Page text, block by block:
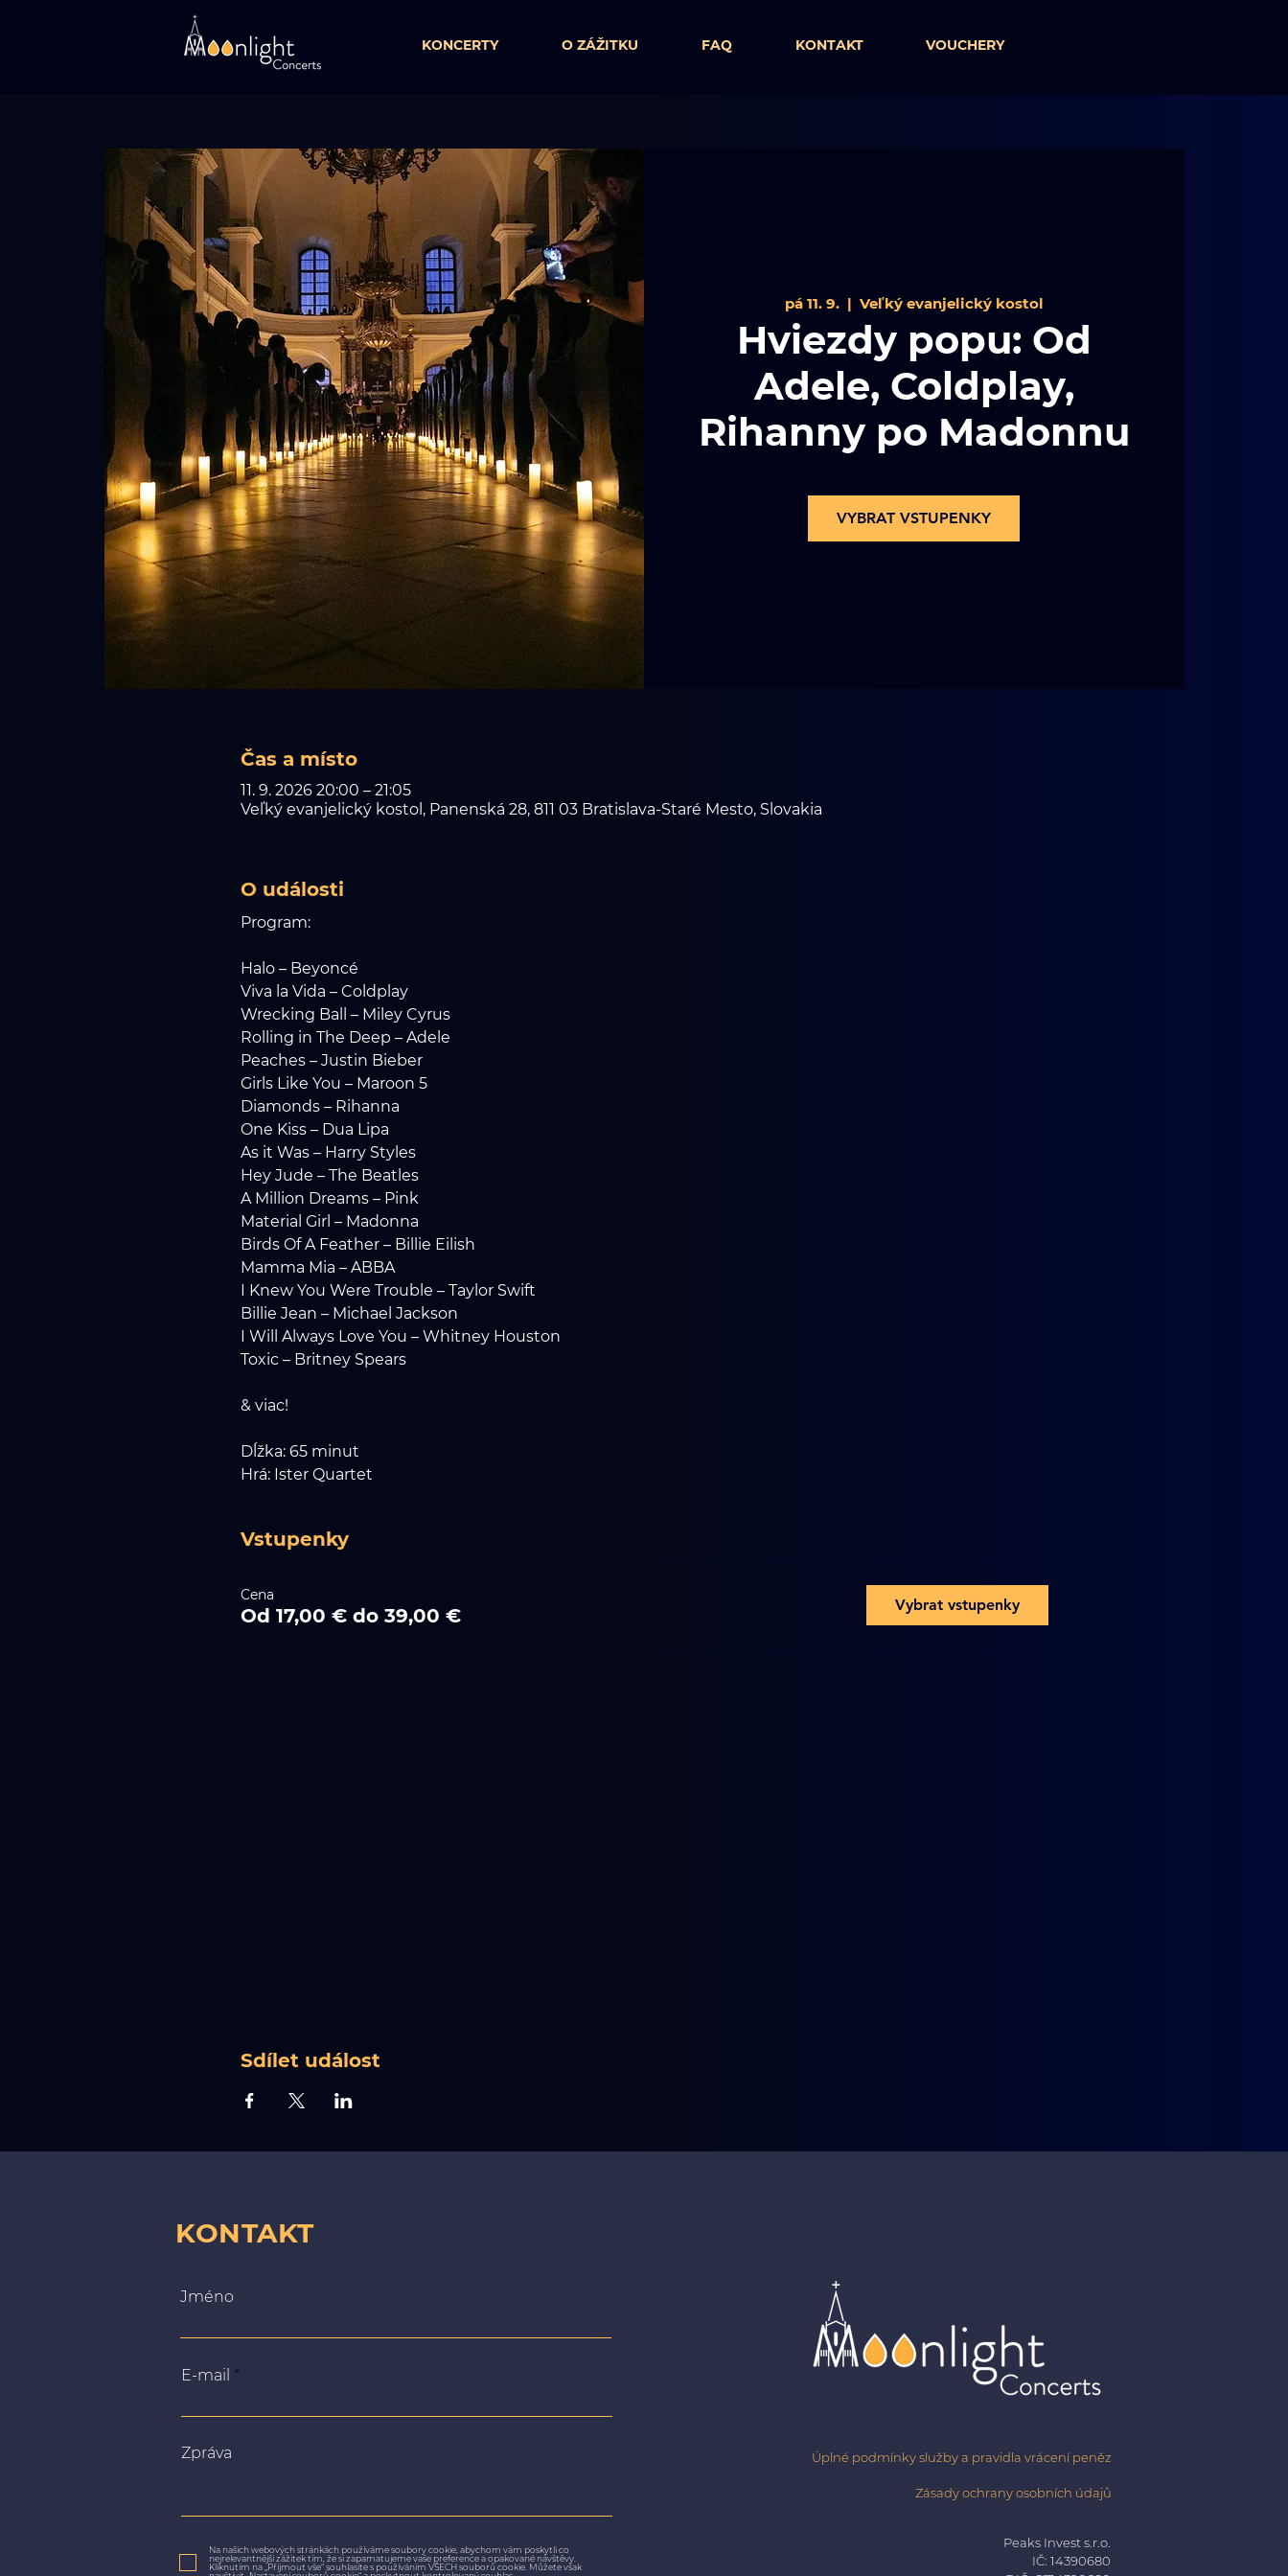
KONCERTY O ZÁŽITKU FAQ KONTAKT VOUCHERY
pá 11. 9.
  |
Veľký evanjelický kostol
Hviezdy popu: Od
Adele, Coldplay,
Rihanny po Madonnu
VYBRAT VSTUPENKY
Čas a místo
11. 9. 2026 20:00 – 21:05
Veľký evanjelický kostol, Panenská 28, 811 03 Bratislava-Staré Mesto, Slovakia
O události
Program:
Halo – Beyoncé
Viva la Vida – Coldplay
Wrecking Ball – Miley Cyrus
Rolling in The Deep – Adele
Peaches – Justin Bieber
Girls Like You – Maroon 5
Diamonds – Rihanna
One Kiss – Dua Lipa
As it Was – Harry Styles
Hey Jude – The Beatles
A Million Dreams – Pink
Material Girl – Madonna
Birds Of A Feather – Billie Eilish
Mamma Mia – ABBA
I Knew You Were Trouble – Taylor Swift
Billie Jean – Michael Jackson
I Will Always Love You – Whitney Houston
Toxic – Britney Spears
& viac!
Dĺžka: 65 minut
Hrá: Ister Quartet
Vstupenky
Cena
Od 17,00 € do 39,00 € Vybrat vstupenky
Sdílet událost
KONTAKT
Jméno
E-mail
Zpráva
Na našich webových stránkách používáme soubory cookie, abychom vám poskytli co
nejrelevantnější zážitek tím, že si zapamatujeme vaše preference a opakované návštěvy.
Kliknutím na „Přijmout vše“ souhlasíte s používáním VŠECH souborů cookie. Můžete však
Úplné podmínky služby a pravidla vrácení peněz
Zásady ochrany osobních údajů
Peaks Invest s.r.o.
IČ: 14390680